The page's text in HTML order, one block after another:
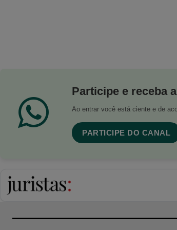
Participe e receba
Ao entrar você está ciente e de
PARTICIPE DO CANAL